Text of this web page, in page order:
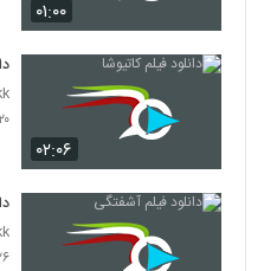
۰۱:۰۰
۰۲:۰۶
۲۰ بازدید
۲۶